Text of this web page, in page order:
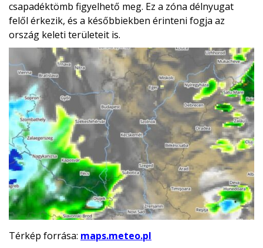
csapadéktömb figyelhető meg. Ez a zóna délnyugat
felől érkezik, és a későbbiekben érinteni fogja az
ország keleti területeit is.
Térkép forrása: maps.meteo.pl